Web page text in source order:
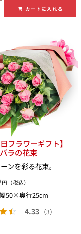
カートに入れる
日フラワーギフト】
ラの花束
ンを彩る花束。
円（税込）
50×奥行25cm
4.33 （3）